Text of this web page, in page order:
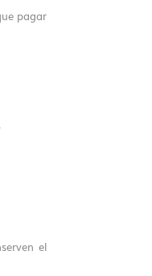
pagar
el